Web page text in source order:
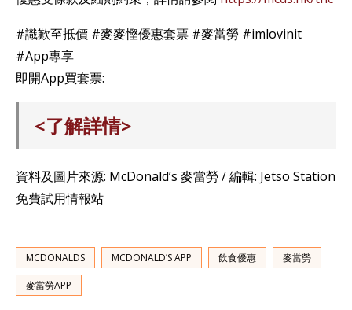
#識歎至抵價 #麥麥慳優惠套票 #麥當勞 #imlovinit
#App專享
即開App買套票:
<了解詳情>
資料及圖片來源: McDonald’s 麥當勞 / 編輯: Jetso Station
免費試用情報站
MCDONALDS MCDONALD’S APP 飲食優惠 麥當勞
麥當勞APP